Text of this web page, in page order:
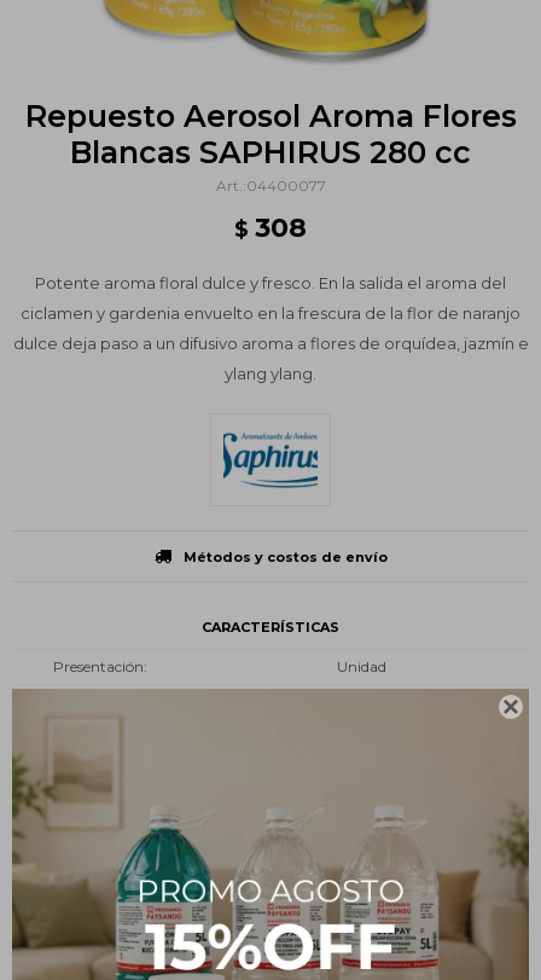

Repuesto Aerosol Aroma Flores
Blancas SAPHIRUS 280 cc
04400077
$ 308
Potente aroma floral dulce y fresco. En la salida el aroma del
ciclamen y gardenia envuelto en la frescura de la flor de naranjo
dulce deja paso a un difusivo aroma a flores de orquídea, jazmín e
ylang ylang.
Métodos y costos de envío
CARACTERÍSTICAS
Presentación
Unidad
Descripción
Potente aroma floral dulce y fresco. En la salida el aroma del
ciclamen y gardenia envuelto en la frescura de la flor de naranjo
dulce deja paso a un difusivo aroma a flores de orquídea, jazmín e